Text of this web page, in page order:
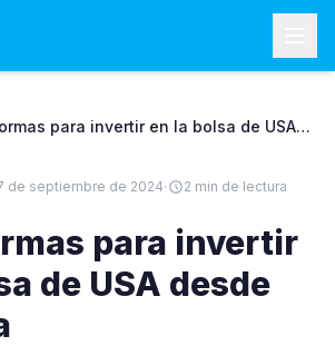
para invertir en la bolsa de USA
de septiembre de 2024· 2 min de lectura
para invertir
de USA desde